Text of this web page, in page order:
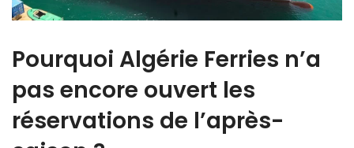
Pourquoi Algérie Ferries n’a
pas encore ouvert les
réservations de l’après-